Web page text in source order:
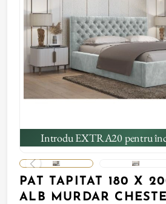
Introdu EXTRA20 pentru
PAT TAPITAT 180 X
ALB MURDAR